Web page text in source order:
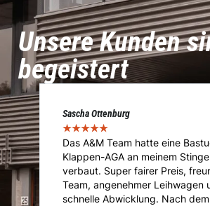
Unsere Kunden
begeistert
Sascha Ottenburg
★★★★★
Das A&M Team hatte eine
Klappen-AGA an meinem
verbaut. Super fairer Preis,
Team, angenehmer Leihwagen
schnelle Abwicklung. Nach